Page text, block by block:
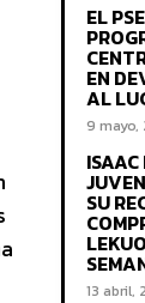
EL
EN
AL
9 mayo,
SU
13 abril,